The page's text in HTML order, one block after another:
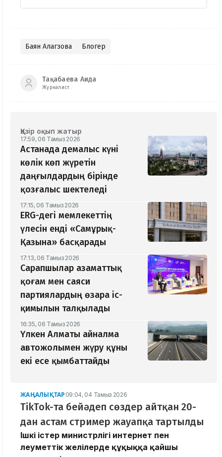
Баян Алагөзова Блогер
Тақабаева Аида
Журналист
Қазір оқып жатыр
17:59, 06 Тамыз 2026
Астанада демалыс күні
көлік көп жүретін
даңғылдардың бірінде
қозғалыс шектеледі
17:15, 06 Тамыз 2026
ERG-дегі мемлекеттің
үлесін енді «Самұрық-
Қазына» басқарады
17:13, 06 Тамыз 2026
Сарапшылар азаматтық
қоғам мен саяси
партиялардың өзара іс-
қимылын талқылады
16:35, 06 Тамыз 2026
Үлкен Алматы айналма
автожолымен жүру құны
екі есе қымбаттайды
ЖАҢАЛЫҚТАР 09:04, 04 Тамыз 2026
TikTok-та бейәдеп сөздер айтқан 20-
дан астам стример жауапқа тартылды
Ішкі істер министрлігі интернет пен
әлеуметтік желілерде құқыққа қайшы